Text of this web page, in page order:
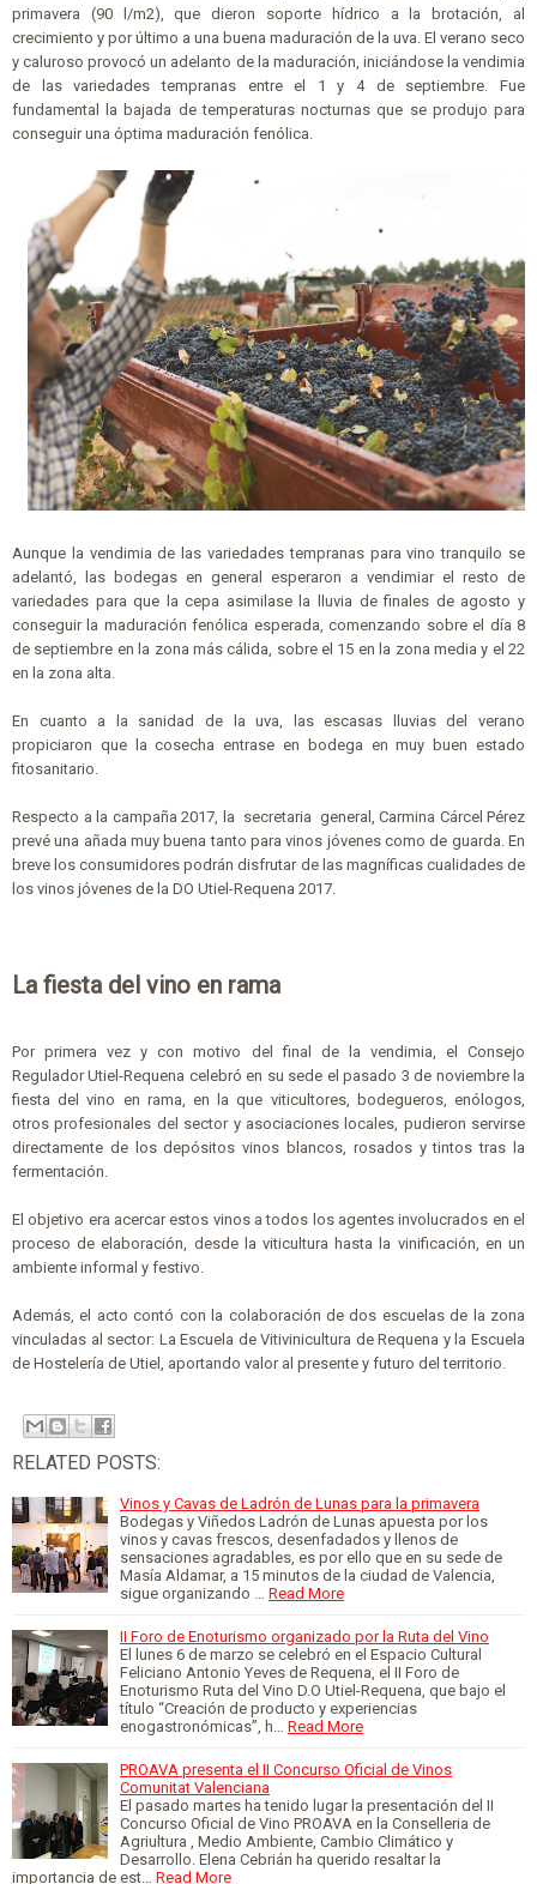
primavera (90 l/m2), que dieron soporte hídrico a la brotación, al
crecimiento y por último a una buena maduración de la uva. El verano seco
y caluroso provocó un adelanto de la maduración, iniciándose la vendimia
de las variedades tempranas entre el 1 y 4 de septiembre. Fue
fundamental la bajada de temperaturas nocturnas que se produjo para
conseguir una óptima maduración fenólica.
Aunque la vendimia de las variedades tempranas para vino tranquilo se
adelantó, las bodegas en general esperaron a vendimiar el resto de
variedades para que la cepa asimilase la lluvia de finales de agosto y
conseguir la maduración fenólica esperada, comenzando sobre el día 8
de septiembre en la zona más cálida, sobre el 15 en la zona media y el 22
en la zona alta.
En cuanto a la sanidad de la uva, las escasas lluvias del verano
propiciaron que la cosecha entrase en bodega en muy buen estado
fitosanitario.
Respecto a la campaña 2017, la secretaria general, Carmina Cárcel Pérez
prevé una añada muy buena tanto para vinos jóvenes como de guarda. En
breve los consumidores podrán disfrutar de las magníficas cualidades de
los vinos jóvenes de la DO Utiel-Requena 2017.
La fiesta del vino en rama
Por primera vez y con motivo del final de la vendimia, el Consejo
Regulador Utiel-Requena celebró en su sede el pasado 3 de noviembre la
fiesta del vino en rama, en la que viticultores, bodegueros, enólogos,
otros profesionales del sector y asociaciones locales, pudieron servirse
directamente de los depósitos vinos blancos, rosados y tintos tras la
fermentación.
El objetivo era acercar estos vinos a todos los agentes involucrados en el
proceso de elaboración, desde la viticultura hasta la vinificación, en un
ambiente informal y festivo.
Además, el acto contó con la colaboración de dos escuelas de la zona
vinculadas al sector: La Escuela de Vitivinicultura de Requena y la Escuela
de Hostelería de Utiel, aportando valor al presente y futuro del territorio.
RELATED POSTS:
Vinos y Cavas de Ladrón de Lunas para la primavera
Bodegas y Viñedos Ladrón de Lunas apuesta por los
vinos y cavas frescos, desenfadados y llenos de
sensaciones agradables, es por ello que en su sede de
Masía Aldamar, a 15 minutos de la ciudad de Valencia,
sigue organizando …
Read More
II Foro de Enoturismo organizado por la Ruta del Vino
El lunes 6 de marzo se celebró en el Espacio Cultural
Feliciano Antonio Yeves de Requena, el II Foro de
Enoturismo Ruta del Vino D.O Utiel-Requena, que bajo el
título “Creación de producto y experiencias
enogastronómicas”, h…
Read More
PROAVA presenta el II Concurso Oficial de Vinos
Comunitat Valenciana
El pasado martes ha tenido lugar la presentación del II
Concurso Oficial de Vino PROAVA en la Conselleria de
Agriultura , Medio Ambiente, Cambio Climático y
Desarrollo. Elena Cebrián ha querido resaltar la
importancia de est…
Read More